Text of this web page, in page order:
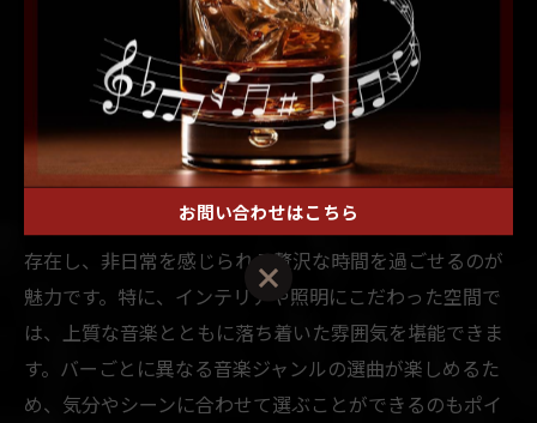
大人が集う札幌で話題のおしゃれ
音楽バー体験
大人に人気の札幌音楽バーで過ごす贅沢な時間
札幌市すすきのエリアには、大人が集う音楽バーが多く
存在し、非日常を感じられる贅沢な時間を過ごせるのが
魅力です。特に、インテリアや照明にこだわった空間で
は、上質な音楽とともに落ち着いた雰囲気を堪能できま
す。バーごとに異なる音楽ジャンルの選曲が楽しめるた
め、気分やシーンに合わせて選ぶことができるのもポイ
お問い合わせはこちら